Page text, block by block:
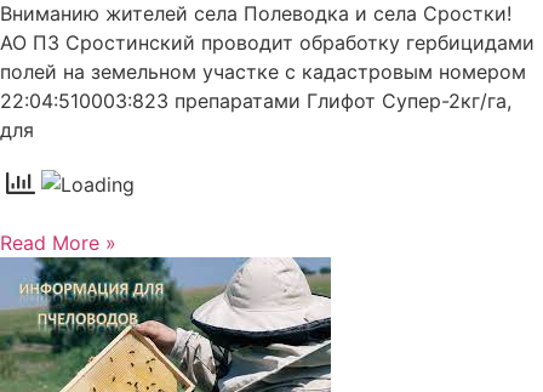
Вниманию жителей села Полеводка и села Сростки!
АО ПЗ Сростинский проводит обработку гербицидами
полей на земельном участке с кадастровым номером
22:04:510003:823 препаратами Глифот Супер-2кг/га,
для
Read More »